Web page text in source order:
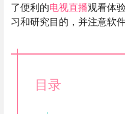
了便利的电视直播观看体
习和研究目的，并注意软
目录